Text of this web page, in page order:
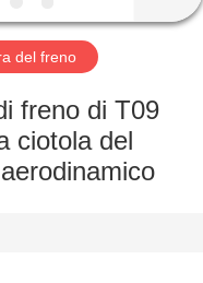
del freno
freno di T09
ciotola del